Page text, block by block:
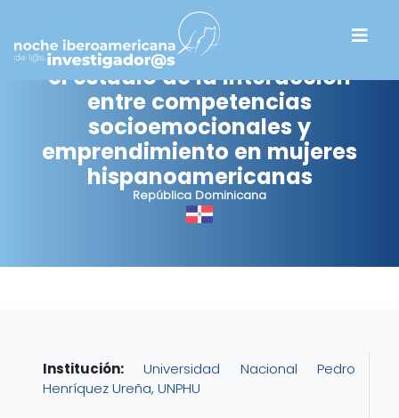
Cooperación internacional para
el estudio de la interacción
entre competencias
socioemocionales y
emprendimiento en mujeres
hispanoamericanas
República Dominicana
Institución:
Universidad Nacional Pedro
Henríquez Ureña, UNPHU